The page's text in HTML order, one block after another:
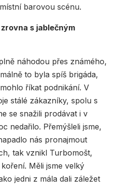
barovou scénu.
s jablečným
náhodou přes známého,
to byla spíš brigáda,
říkat podnikání. V
stálé zákazníky, spolu s
se snažili prodávat i v
nedařilo. Přemýšleli jsme,
nás pronajmout
tak vznikl Turbomošt,
Měli jsme velký
jedni z mála dali záležet